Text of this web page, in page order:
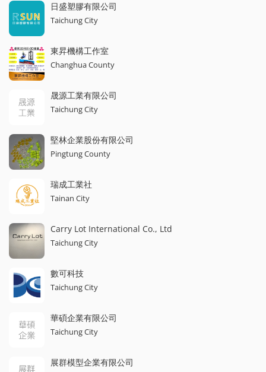
日盛塑膠有限公司
Taichung City
東昇機構工作室
Changhua County
晟源工業有限公司
Taichung City
堅林企業股份有限公司
Pingtung County
瑞成工業社
Tainan City
Carry Lot International Co., Ltd
Taichung City
數可科技
Taichung City
華碩企業有限公司
Taichung City
展群模型企業有限公司